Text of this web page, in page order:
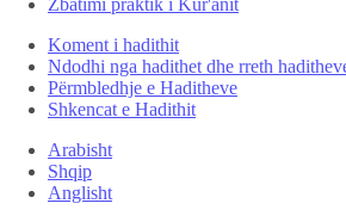
Zbatimi praktik i Kur'anit
Koment i hadithit
Ndodhi nga hadithet dhe rreth
Përmbledhje e Haditheve
Shkencat e Hadithit
Arabisht
Shqip
Anglisht